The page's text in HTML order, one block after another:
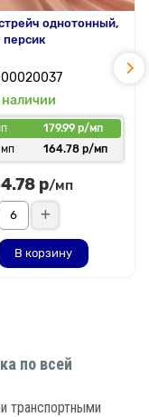
однотонный,
персик
наличии
179.99 р/мп
164.78 р/мп
р/мп
В корзину
по всей
транспортными